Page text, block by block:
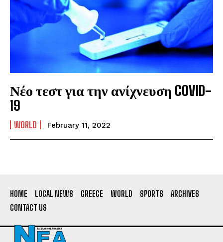
Νέο τεστ για την ανίχνευση COVID-
19
WORLD February 11, 2022
HOME LOCAL NEWS GREECE WORLD SPORTS
ARCHIVES
CONTACT US